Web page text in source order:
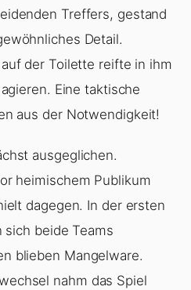
Treffers, gestand
Detail.
der Toilette reifte in ihm
Eine taktische
aus der Notwendigkeit!
ausgeglichen.
heimischem Publikum
dagegen. In der ersten
beide Teams
blieben Mangelware.
nahm das Spiel